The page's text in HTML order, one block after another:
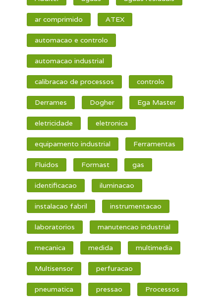
ar comprimido ATEX
automacao e controlo
automacao industrial
calibracao de processos controlo
Derrames Dogher Ega Master
eletricidade eletronica
equipamento industrial Ferramentas
Fluidos Formast gas
identificacao iluminacao
instalacao fabril instrumentacao
laboratorios manutencao industrial
mecanica medida multimedia
Multisensor perfuracao
pneumatica pressao Processos